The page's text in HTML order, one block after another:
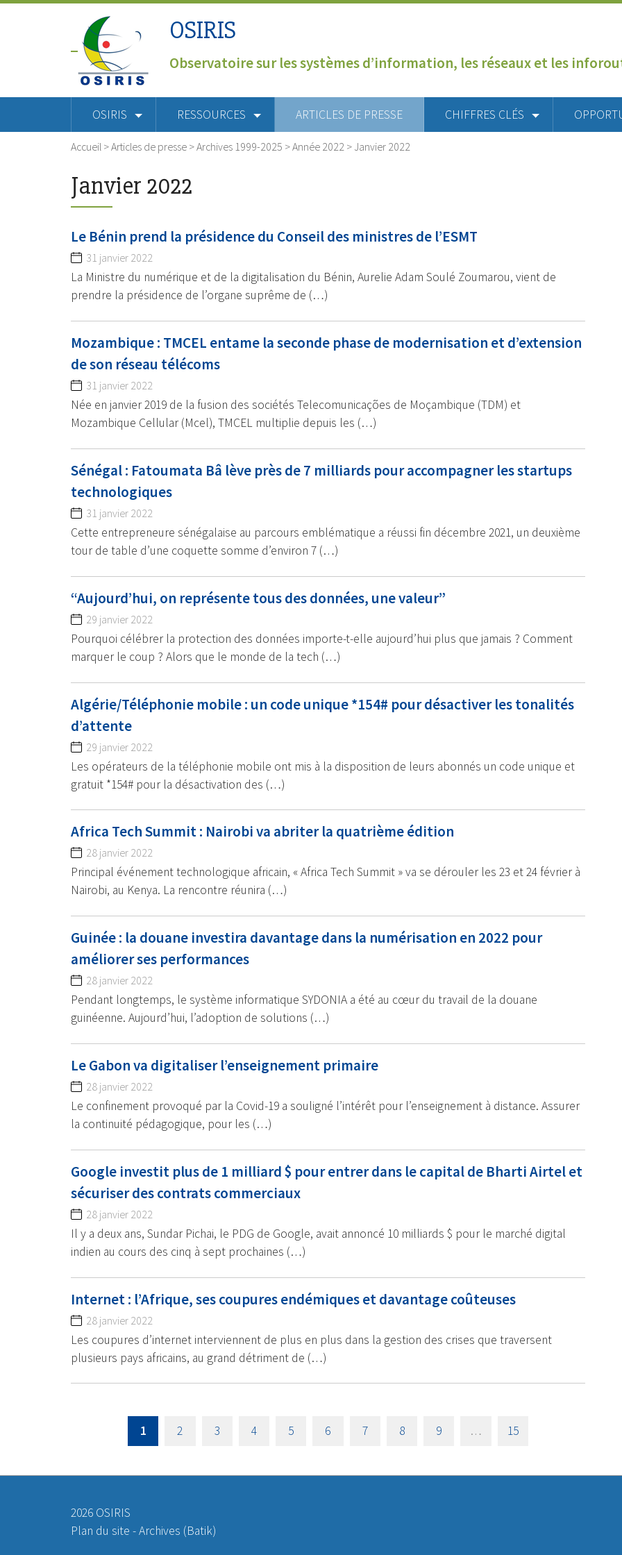
OSIRIS
Observatoire sur les systèmes d’information, les réseaux et les
OSIRIS RESSOURCES ARTICLES DE PRESSE CHIFFRES CLÉS
Accueil >Articles de presse >Archives 1999-2025 >Année 2022 > Janvier 2022
Janvier 2022
Le Bénin prend la présidence du Conseil des ministres de l’ESMT
31 janvier 2022
La Ministre du numérique et de la digitalisation du Bénin, Aurelie Adam Soulé Zoumarou, vient de
prendre la présidence de l’organe suprême de (…)
Mozambique : TMCEL entame la seconde phase de modernisation et d’extension
de son réseau télécoms
31 janvier 2022
Née en janvier 2019 de la fusion des sociétés Telecomunicações de Moçambique (TDM) et
Mozambique Cellular (Mcel), TMCEL multiplie depuis les (…)
Sénégal : Fatoumata Bâ lève près de 7 milliards pour accompagner les startups
technologiques
31 janvier 2022
Cette entrepreneure sénégalaise au parcours emblématique a réussi fin décembre 2021, un deuxième
tour de table d’une coquette somme d’environ 7 (…)
“Aujourd’hui, on représente tous des données, une valeur”
29 janvier 2022
Pourquoi célébrer la protection des données importe-t-elle aujourd’hui plus que jamais ? Comment
marquer le coup ? Alors que le monde de la tech (…)
Algérie/Téléphonie mobile : un code unique *154# pour désactiver les tonalités
d’attente
29 janvier 2022
Les opérateurs de la téléphonie mobile ont mis à la disposition de leurs abonnés un code unique et
gratuit *154# pour la désactivation des (…)
Africa Tech Summit : Nairobi va abriter la quatrième édition
28 janvier 2022
Principal événement technologique africain, « Africa Tech Summit » va se dérouler les 23 et 24 février à
Nairobi, au Kenya. La rencontre réunira (…)
Guinée : la douane investira davantage dans la numérisation en 2022 pour
améliorer ses performances
28 janvier 2022
Pendant longtemps, le système informatique SYDONIA a été au cœur du travail de la douane
guinéenne. Aujourd’hui, l’adoption de solutions (…)
Le Gabon va digitaliser l’enseignement primaire
28 janvier 2022
Le confinement provoqué par la Covid-19 a souligné l’intérêt pour l’enseignement à distance. Assurer
la continuité pédagogique, pour les (…)
Google investit plus de 1 milliard $ pour entrer dans le capital de Bharti Airtel et
sécuriser des contrats commerciaux
28 janvier 2022
Il y a deux ans, Sundar Pichai, le PDG de Google, avait annoncé 10 milliards $ pour le marché digital
indien au cours des cinq à sept prochaines (…)
Internet : l’Afrique, ses coupures endémiques et davantage coûteuses
28 janvier 2022
Les coupures d’internet interviennent de plus en plus dans la gestion des crises que traversent
plusieurs pays africains, au grand détriment de (…)
1 2 3 4 5 6 7 8 9 … 15
2026 OSIRIS
Plan du site -Archives (Batik)